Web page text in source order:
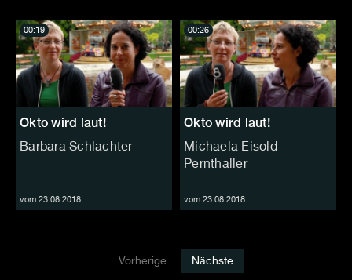
Okto wird laut!
Barbara Schlachter
vom 23.08.2018
00:19
Okto wird laut!
Michaela Eisold-
Pernthaller
vom 23.08.2018
00:26
Vorherige Nächste